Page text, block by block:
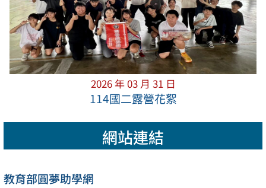
2026 年 03 月 31 日
114國二露營花絮
網站連結
教育部圓夢助學網